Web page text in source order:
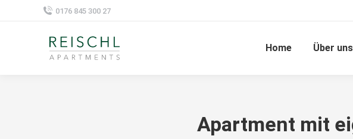
0176 845 300 27
Home Über uns
Apartment mit